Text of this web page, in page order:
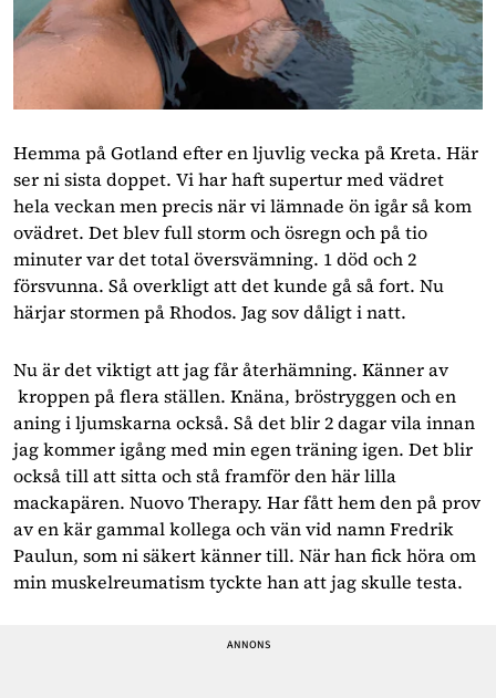
Hemma på Gotland efter en ljuvlig vecka på Kreta. Här
ser ni sista doppet. Vi har haft supertur med vädret
hela veckan men precis när vi lämnade ön igår så kom
ovädret. Det blev full storm och ösregn och på tio
minuter var det total översvämning. 1 död och 2
försvunna. Så overkligt att det kunde gå så fort. Nu
härjar stormen på Rhodos. Jag sov dåligt i natt.
Nu är det viktigt att jag får återhämning. Känner av
kroppen på flera ställen. Knäna, bröstryggen och en
aning i ljumskarna också. Så det blir 2 dagar vila innan
jag kommer igång med min egen träning igen. Det blir
också till att sitta och stå framför den här lilla
mackapären. Nuovo Therapy. Har fått hem den på prov
av en kär gammal kollega och vän vid namn Fredrik
Paulun, som ni säkert känner till. När han fick höra om
min muskelreumatism tyckte han att jag skulle testa.